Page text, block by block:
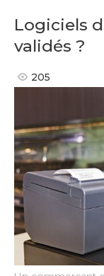
Logiciels
validés ?
205